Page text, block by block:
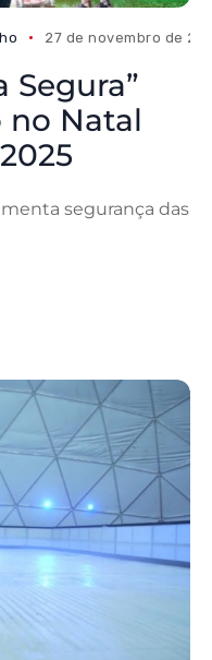
27 de novembro de
Segura”
no Natal
segurança das